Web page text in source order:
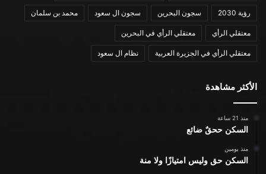
رؤية 2030 سجون البحرين سجون ال سعود محمد بن سلمان
معتقلي الرأي معتقلي الرأي في البحرين
معتقلي الرأي في الجزيرة العربية نظام ال سعود
الأكثر مشاهدة
منذ 21 ساعة
السكن ححقٌ ضائع
منذ يومين
السكن حق وليس امتيازًا ولا منة